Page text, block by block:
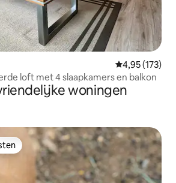
Gemiddelde
4,95 (173)
loft met 4 slaapkamers en balkon
woningen